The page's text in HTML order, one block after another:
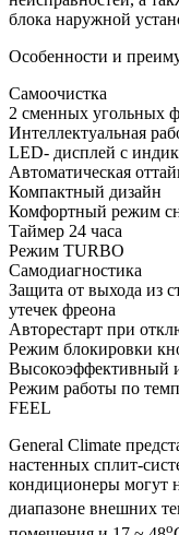
блока наружной
Особенности и
Самоочистка
2 сменных угольных
Интеллектуальная
LED- дисплей с
Автоматическая
Компактный дизайн
Комфортный режим
Таймер 24 часа
Режим TURBO
Самодиагностика
Защита от выхода из
утечек фреона
Авторестарт при
Режим блокировки
Высокоэффективный
Режим работы по
FEEL
General Climate
настенных сплит-
кондиционеры могут
диапазоне внешних
о